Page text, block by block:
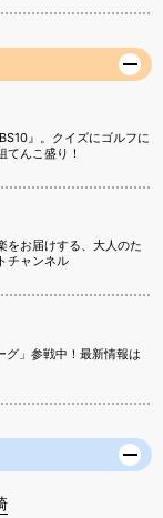
』。クイズにゴルフに
てんこ盛り！
をお届けする、大人のた
チャンネル
グ」参戦中！最新情報は